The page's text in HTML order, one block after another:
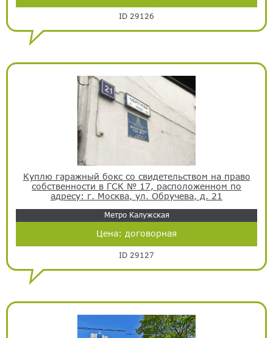
ID 29126
Куплю гаражный бокс со свидетельством на право
собственности в ГСК № 17, расположенном по
адресу: г. Москва, ул. Обручева, д. 21
Метро Калужская
Цена: договорная
ID 29127